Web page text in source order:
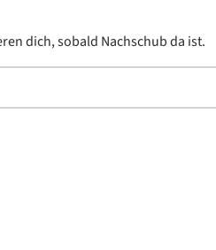
dich, sobald Nachschub da ist.